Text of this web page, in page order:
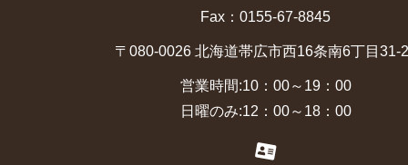
Fax：0155-67-8845
〒080-0026 北海道帯広市西16条南6丁目31-
営業時間:10：00～19：00
日曜のみ:12：00～18：00